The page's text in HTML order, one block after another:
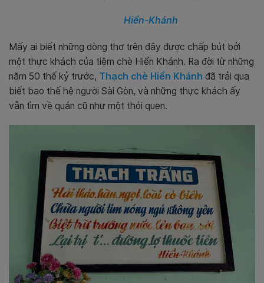
Hiển-Khánh
Mấy ai biết những dòng thơ trên đây được chấp bút bởi
một thực khách của tiệm chè Hiển Khánh. Ra đời từ những
năm 50 thế kỷ trước, Thạch chè Hiển Khánh đã trải qua
biết bao thế hệ người Sài Gòn, và những thực khách ấy
vẫn tìm về quán cũ như một thói quen.